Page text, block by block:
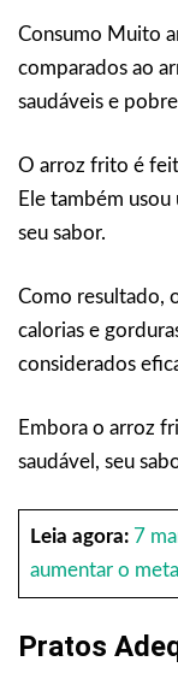
Consumo Muito
comparados ao
saudáveis e
O arroz frito é
Ele também
seu sabor.
Como resultado,
calorias e
considerados
Embora o arroz
saudável, seu
Leia agora: 7
aumentar o
Pratos